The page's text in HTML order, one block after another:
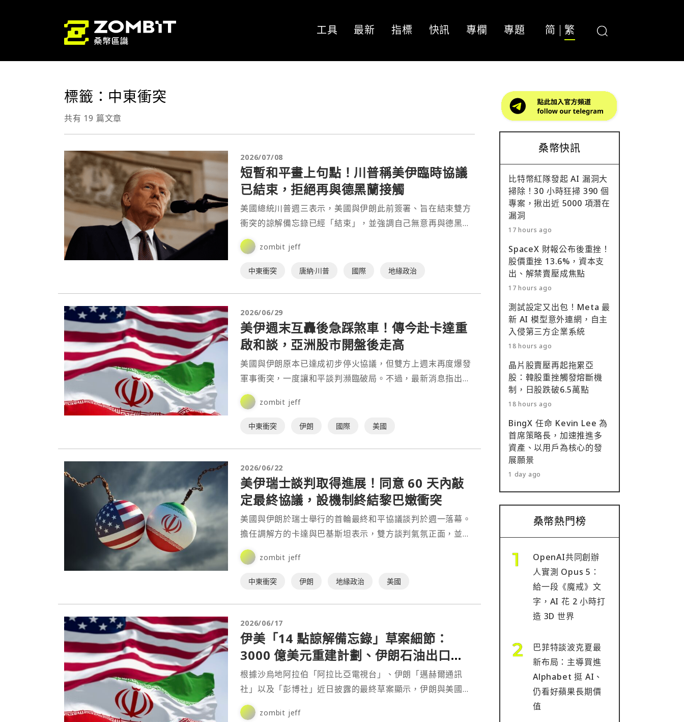
工具 最新 指標 快訊 專欄 專題 简 繁
標籤：中東衝突
共有 19 篇文章
2026/07/08
短暫和平畫上句點！川普稱美伊臨時協議
已結束，拒絕再與德黑蘭接觸
美國總統川普週三表示，美國與伊朗此前簽署、旨在結束雙方
衝突的諒解備忘錄已經「結束」，並強調自己無意再與德黑蘭
當局進行接觸或談判。⋯
zombit jeff
中東衝突 唐納·川普 國際 地緣政治
2026/06/29
美伊週末互轟後急踩煞車！傳今赴卡達重
啟和談，亞洲股市開盤後走高
美國與伊朗原本已達成初步停火協議，但雙方上週末再度爆發
軍事衝突，一度讓和平談判瀕臨破局。不過，最新消息指出，
美伊已同意暫停所有軍事攻擊，並預計於 6 月 30 日在⋯
zombit jeff
中東衝突 伊朗 國際 美國
2026/06/22
美伊瑞士談判取得進展！同意 60 天內敲
定最終協議，設機制終結黎巴嫩衝突
美國與伊朗於瑞士舉行的首輪最終和平協議談判於週一落幕。
擔任調解方的卡達與巴基斯坦表示，雙方談判氣氛正面，並取
得「令人鼓舞的進展」，同意成立高層委員會及多項工作機
制，⋯
zombit jeff
中東衝突 伊朗 地緣政治 美國
2026/06/17
伊美「14 點諒解備忘錄」草案細節：
3000 億美元重建計劃、伊朗石油出口豁
免
根據沙烏地阿拉伯「阿拉比亞電視台」、伊朗「邁赫爾通訊
社」以及「彭博社」近日披露的最終草案顯示，伊朗與美國計
劃於 6 月 19 日在瑞士簽署一份包含 14 項條款的諒解備忘錄
（MoU），旨在結束自今年 2 月以來爆發的區域衝突。⋯
zombit jeff
桑幣快訊
比特幣紅隊發起 AI 漏洞大
掃除！30 小時狂掃 390 個
專案，揪出近 5000 項潛在
漏洞
17 hours ago
SpaceX 財報公布後重挫！
股價重挫 13.6%，資本支
出、解禁賣壓成焦點
17 hours ago
測試設定又出包！Meta 最
新 AI 模型意外連網，自主
入侵第三方企業系統
18 hours ago
晶片股賣壓再起拖累亞
股：韓股重挫觸發熔斷機
制，日股跌破6.5萬點
18 hours ago
BingX 任命 Kevin Lee 為
首席策略長，加速推進多
資產、以用戶為核心的發
展願景
1 day ago
桑幣熱門榜
OpenAI共同創辦
人實測 Opus 5：
給一段《魔戒》文
字，AI 花 2 小時打
造 3D 世界
巴菲特談波克夏最
新布局：主導買進
Alphabet 挺 AI、
仍看好蘋果長期價
值